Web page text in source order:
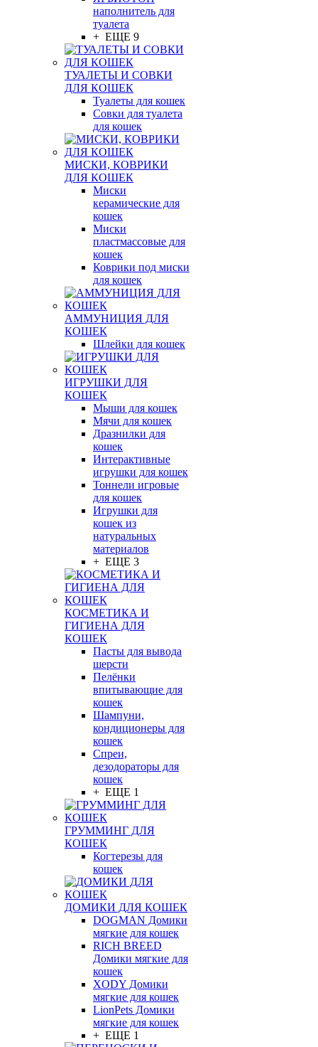
наполнитель для
туалета
+ ЕЩЕ 9
ТУАЛЕТЫ И СОВКИ
ДЛЯ КОШЕК
Туалеты для кошек
Совки для туалета
для кошек
МИСКИ, КОВРИКИ
ДЛЯ КОШЕК
Миски
керамические для
кошек
Миски
пластмассовые для
кошек
Коврики под миски
для кошек
АММУНИЦИЯ ДЛЯ
КОШЕК
Шлейки для кошек
ИГРУШКИ ДЛЯ
КОШЕК
Мыши для кошек
Мячи для кошек
Дразнилки для
кошек
Интерактивные
игрушки для кошек
Тоннели игровые
для кошек
Игрушки для
кошек из
натуральных
материалов
+ ЕЩЕ 3
КОСМЕТИКА И
ГИГИЕНА ДЛЯ
КОШЕК
Пасты для вывода
шерсти
Пелёнки
впитывающие для
кошек
Шампуни,
кондиционеры для
кошек
Спреи,
дезодораторы для
кошек
+ ЕЩЕ 1
ГРУММИНГ ДЛЯ
КОШЕК
Когтерезы для
кошек
ДОМИКИ ДЛЯ КОШЕК
DOGMAN Домики
мягкие для кошек
RICH BREED
Домики мягкие для
кошек
XODY Домики
мягкие для кошек
LionPets Домики
мягкие для кошек
+ ЕЩЕ 1